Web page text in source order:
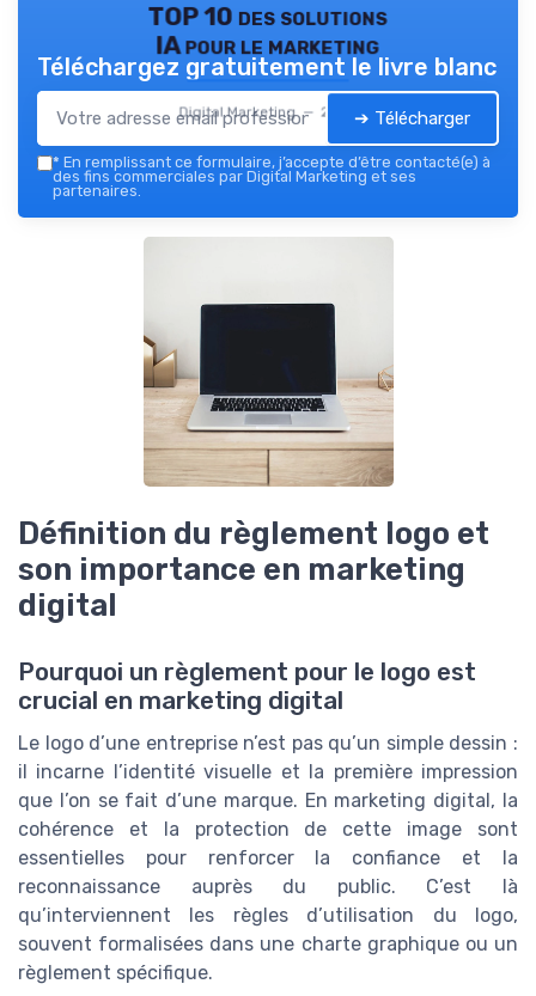
TOP 10 des solutions
IA pour le marketing
Digital Marketing — 2026
Téléchargez gratuitement le livre blanc
➔ Télécharger
* En remplissant ce formulaire, j’accepte d’être contacté(e) à
des fins commerciales par Digital Marketing et ses
partenaires.
Définition du règlement logo et
son importance en marketing
digital
Pourquoi un règlement pour le logo est
crucial en marketing digital
Le logo d’une entreprise n’est pas qu’un simple dessin :
il incarne l’identité visuelle et la première impression
que l’on se fait d’une marque. En marketing digital, la
cohérence et la protection de cette image sont
essentielles pour renforcer la confiance et la
reconnaissance auprès du public. C’est là
qu’interviennent les règles d’utilisation du logo,
souvent formalisées dans une charte graphique ou un
règlement spécifique.